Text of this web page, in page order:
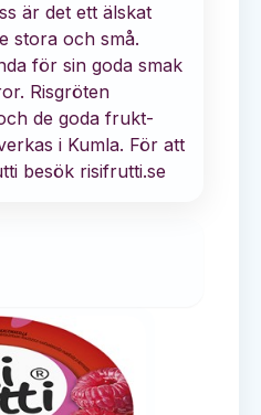
är det ett älskat
stora och små.
för sin goda smak
Risgröten
de goda frukt-
i Kumla. För att
besök risifrutti.se